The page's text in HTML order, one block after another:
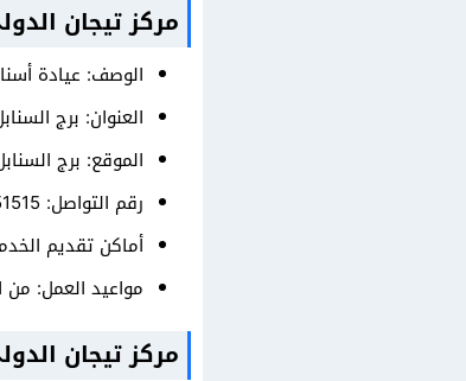
مركز تيجان
الوصف: عيادة
العنوان: برج السنابل، قطعة 2 – قسيمة
الموقع: برج
رقم التواصل: 22251515.
أماكن تقديم
مواعيد العمل: من السبت إلى الخميس على
مركز تيجان